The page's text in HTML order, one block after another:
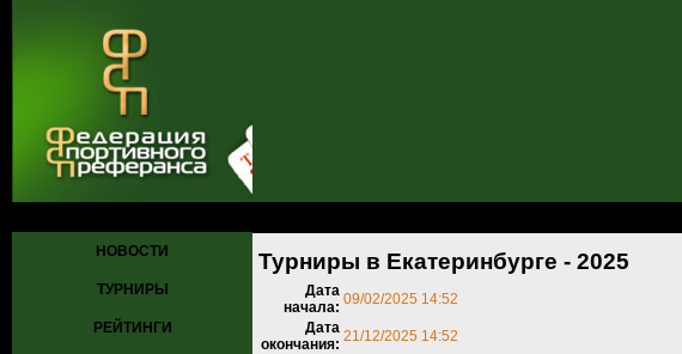
НОВОСТИ
ТУРНИРЫ
РЕЙТИНГИ
Турниры в Екатеринбурге - 2025
Дата
начала: 09/02/2025 14:52
Дата
окончания: 21/12/2025 14:52